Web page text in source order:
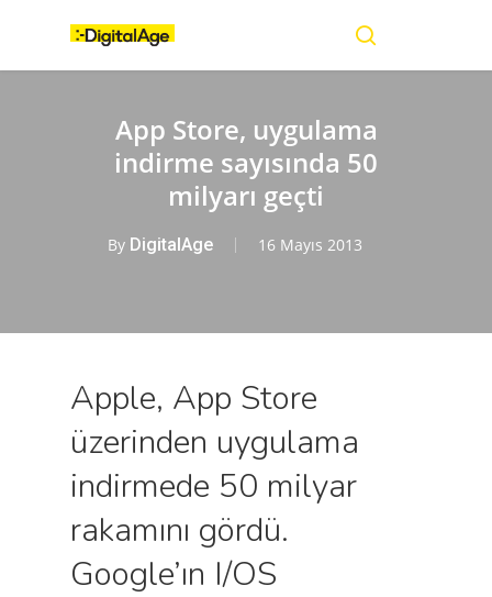
content
App Store, uygulama
indirme sayısında 50
milyarı geçti
By DigitalAge 16 Mayıs 2013
Apple, App Store
üzerinden uygulama
indirmede 50 milyar
rakamını gördü.
Google’ın I/OS